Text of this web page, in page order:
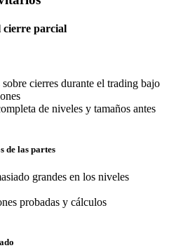
cierre parcial
cierres durante el trading bajo
de niveles y tamaños antes
de las partes
grandes en los niveles
probadas y cálculos